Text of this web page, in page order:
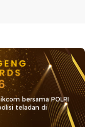
bersama POLRI
teladan di